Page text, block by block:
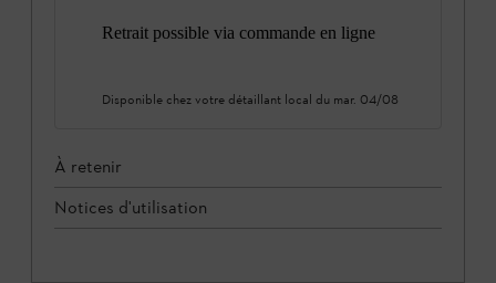
Retrait possible via commande en ligne
Disponible chez votre détaillant local du mar. 04/08
À retenir
Notices d'utilisation